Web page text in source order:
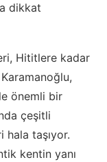
dikkat
Hititlere kadar
önemli bir
çeşitli
hala taşıyor.
kentin yanı